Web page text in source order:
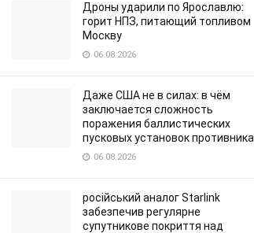
Дроны ударили по Ярославлю:
горит НПЗ, питающий топливом
Москву
06.08.2026
Даже США не в силах: в чём
заключается сложность
поражения баллистических
пусковых установок противника
06.08.2026
російський аналог Starlink
забезпечив регулярне
супутникове покриття над